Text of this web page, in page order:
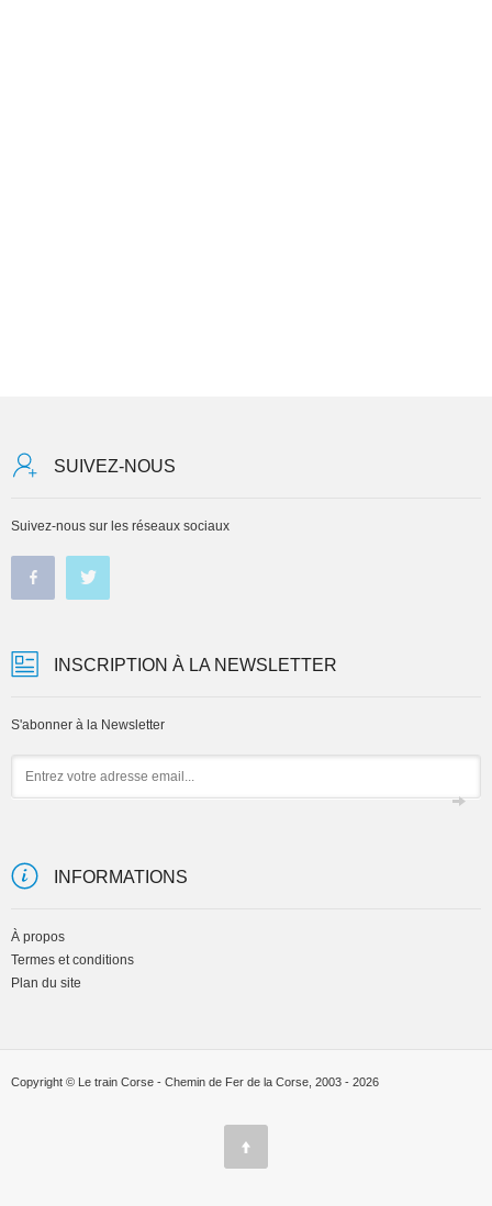
SUIVEZ-NOUS
Suivez-nous sur les réseaux sociaux
INSCRIPTION À LA NEWSLETTER
S'abonner à la Newsletter
INFORMATIONS
À propos
Termes et conditions
Plan du site
Copyright © Le train Corse - Chemin de Fer de la Corse, 2003 - 2026